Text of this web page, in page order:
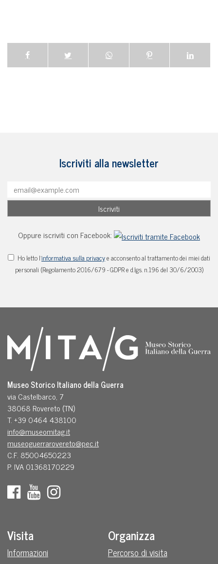
Iscriviti alla newsletter
Oppure iscriviti con Facebook:
Ho letto l'informativa sulla privacye acconsento al trattamento dei miei dati
personali (Regolamento 2016/679 - GDPR e d.lgs. n.196 del 30/6/2003)
Museo Storico Italiano della Guerra
via Castelbarco, 7
38068 Rovereto (TN)
T. +39 0464 438100
info@museomitag.it
museoguerrarovereto@pec.it
C.F. 85004650223
P. IVA 01368170229
Visita
Informazioni
Organizza
Percorso di visita